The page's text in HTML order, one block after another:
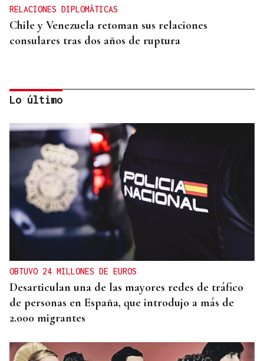
RELACIONES DIPLOMÁTICAS
Chile y Venezuela retoman sus relaciones
consulares tras dos años de ruptura
TOMA DE POSESIÓN
El Rey acudirá a la toma de posesión de De la
Espriella como presidente de Colombia
Lo último
OBTUVO 24 MILLONES DE EUROS
Desarticulan una de las mayores redes de tráfico
de personas en España, que introdujo a más de
2.000 migrantes